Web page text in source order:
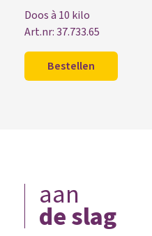
Doos à 10 kilo
Art.nr: 37.733.65
Bestellen
aan
de slag